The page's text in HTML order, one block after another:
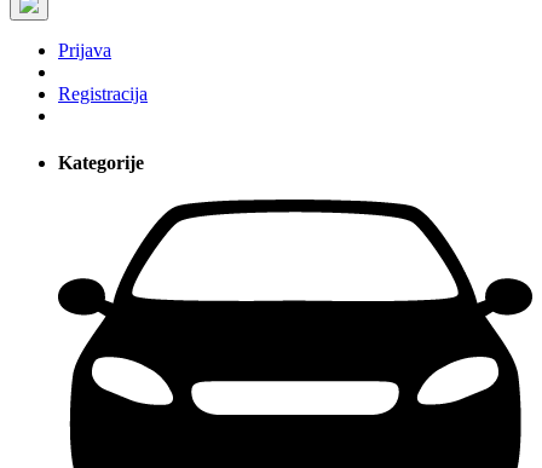
Prijava
Registracija
Kategorije